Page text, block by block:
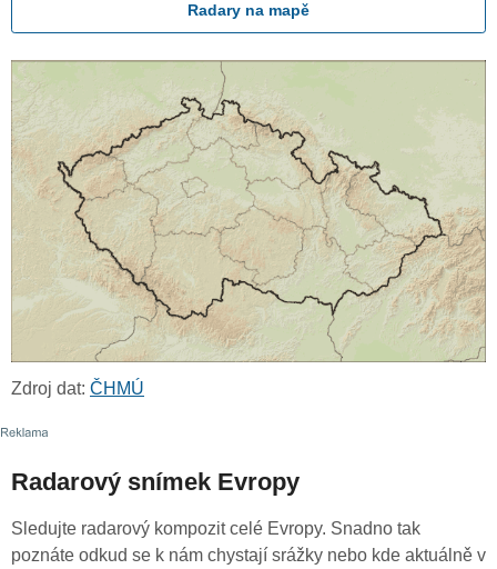
Radary na mapě
Zdroj dat: ČHMÚ
Radarový snímek Evropy
Sledujte radarový kompozit celé Evropy. Snadno tak
poznáte odkud se k nám chystají srážky nebo kde aktuálně v